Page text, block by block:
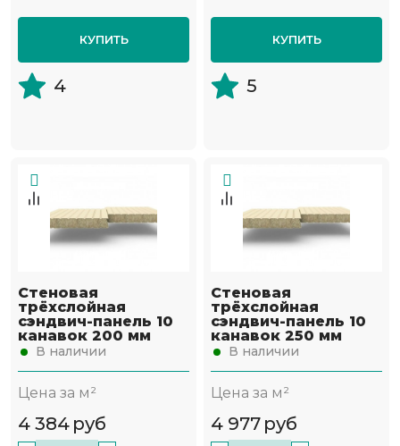
КУПИТЬ
4
КУПИТЬ
5
Стеновая
трёхслойная
сэндвич-панель 10
канавок 200 мм
В наличии
Цена за м²
4 384 руб
Стеновая
трёхслойная
сэндвич-панель 10
канавок 250 мм
В наличии
Цена за м²
4 977 руб